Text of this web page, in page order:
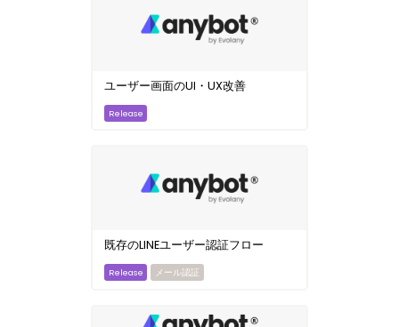
ユーザー画面のUI・UX改善
既存のLINEユーザー認証フロー
メール認証